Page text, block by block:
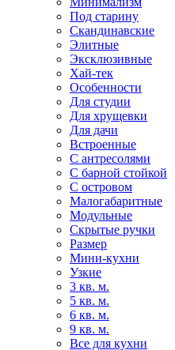
Под старину
Скандинавские
Элитные
Эксклюзивные
Хай-тек
Особенности
Для студии
Для хрущевки
Для дачи
Встроенные
С антресолями
С барной стойкой
С островом
Малогабаритные
Модульные
Скрытые ручки
Размер
Мини-кухни
Узкие
3 кв. м.
5 кв. м.
6 кв. м.
9 кв. м.
Все для кухни